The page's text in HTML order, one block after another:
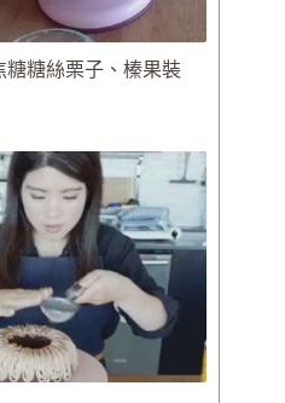
糖糖絲栗子、榛果裝